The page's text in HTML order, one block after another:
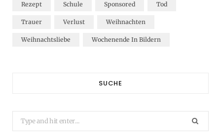
Rezept Schule Sponsored Tod
Trauer Verlust Weihnachten
Weihnachtsliebe Wochenende In Bildern
SUCHE
Search
for: